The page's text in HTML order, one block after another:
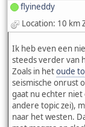
flyineddy
Location: 10 km
Ik heb even een
steeds verder van
Zoals in hetoude
seismische onrust
gaat nu echter niet
andere topic zei),
naar het westen.